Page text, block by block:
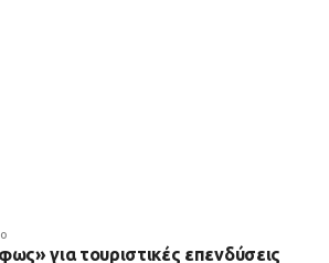
για τουριστικές επενδύσεις